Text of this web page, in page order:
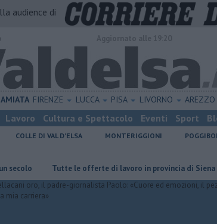
audience di
AMIATA FIRENZE LUCCA PISA LIVORNO AREZZO
Lavoro Cultura e Spettacolo Eventi Sport
COLLE DI VAL D'ELSA MONTERIGGIONI
​Tutte le offerte di lavoro in provincia di Siena